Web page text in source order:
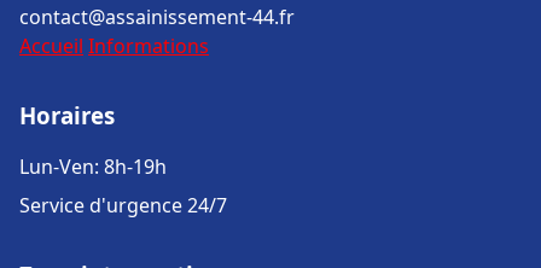
contact@assainissement-44.fr
Accueil Informations
Horaires
Lun-Ven: 8h-19h
Service d'urgence 24/7